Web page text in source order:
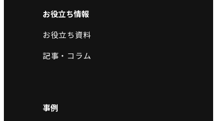
お役立ち情報
お役立ち資料
記事・コラム
事例